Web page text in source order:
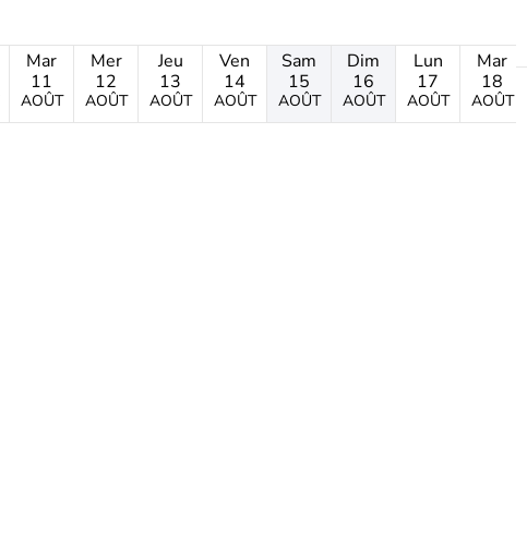
Mar
11
AOÛT
Mer
12
AOÛT
Jeu
13
AOÛT
Ven
14
AOÛT
Sam
15
AOÛT
Dim
16
AOÛT
Lun
17
AOÛT
Mar
18
AOÛT